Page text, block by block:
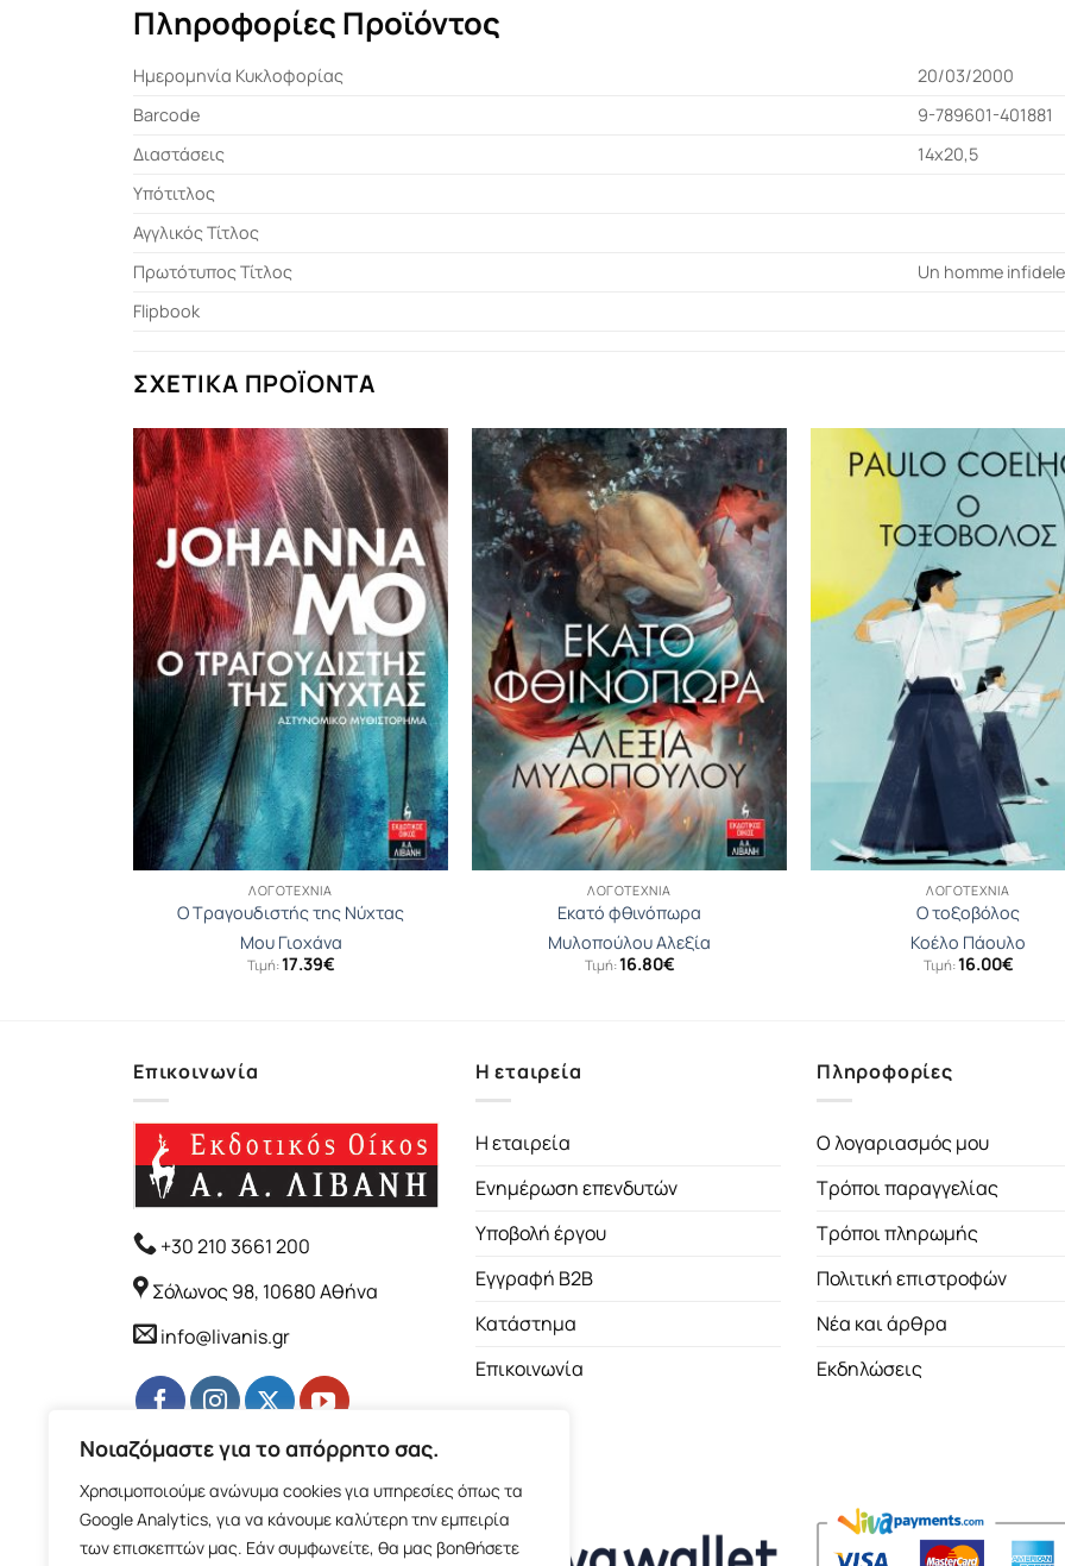
Νοιαζόμαστε για το απόρρητο σας.
Χρησιμοποιούμε ανώνυμα cookies για υπηρεσίες όπως τα
Google Analytics, για να κάνουμε καλύτερη την εμπειρία
των επισκεπτών μας. Εάν συμφωνείτε, θα μας βοηθήσετε
Πληροφορίες Προϊόντος
Ημερομηνία Κυκλοφορίας
20/03/2000
Barcode
9-789601-401881
Διαστάσεις
14x20,5
Υπότιτλος
Αγγλικός Τίτλος
Πρωτότυπος Τίτλος
Un homme infidele
Flipbook
ΣΧΕΤΙΚΆ ΠΡΟΪΌΝΤΑ
ΛΟΓΟΤΕΧΝΊΑ
Ο Τραγουδιστής της Νύχτας
Μου Γιοχάνα
Τιμή:17.39€
ΛΟΓΟΤΕΧΝΊΑ
Εκατό φθινόπωρα
Μυλοπούλου Αλεξία
Τιμή:16.80€
ΛΟΓΟΤΕΧΝΊΑ
Ο τοξοβόλος
Κοέλο Πάουλο
Τιμή:16.00€
Επικοινωνία
+30 210 3661 200
Σόλωνος 98, 10680 Αθήνα
info@livanis.gr
Η εταιρεία
Η εταιρεία
Ενημέρωση επενδυτών
Υποβολή έργου
Εγγραφή B2B
Κατάστημα
Επικοινωνία
Πληροφορίες
Ο λογαριασμός μου
Τρόποι παραγγελίας
Τρόποι πληρωμής
Πολιτική επιστροφών
Νέα και άρθρα
Εκδηλώσεις